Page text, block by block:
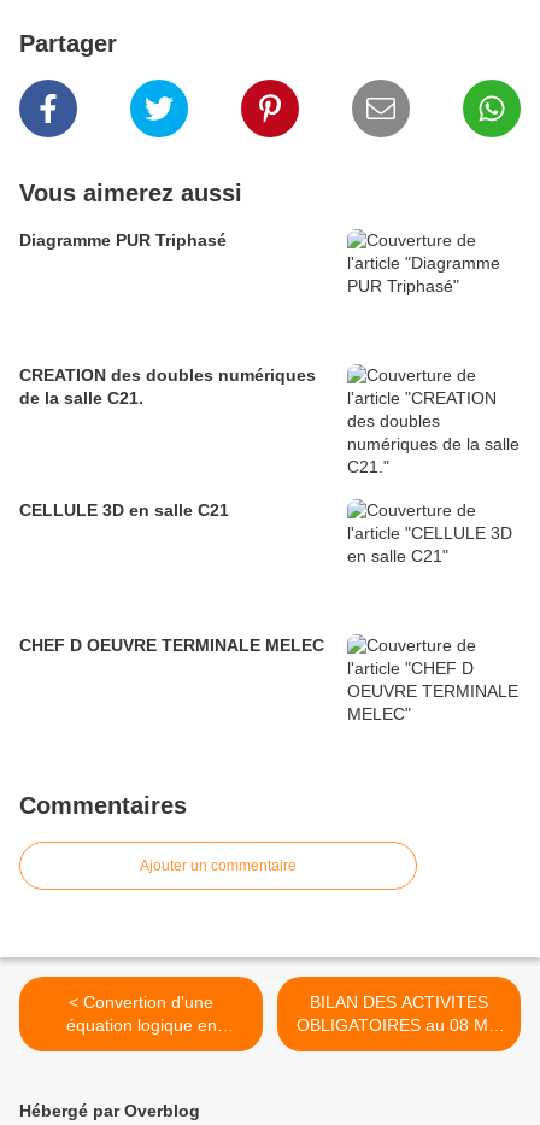
Partager
Vous aimerez aussi
Diagramme PUR Triphasé
CREATION des doubles numériques
de la salle C21.
CELLULE 3D en salle C21
CHEF D OEUVRE TERMINALE MELEC
Commentaires
Ajouter un commentaire
< Convertion d'une
équation logique en
schéma d'opérateurs
BILAN DES ACTIVITES
OBLIGATOIRES au 08 Mai
2020 >
Hébergé par Overblog